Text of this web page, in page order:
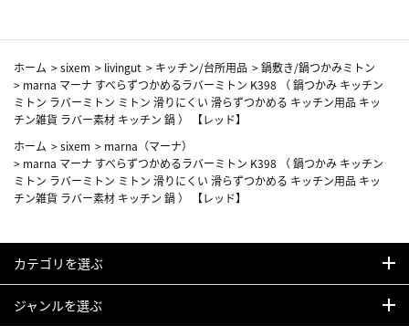
ホーム >sixem > livingut > キッチン/台所用品 >鍋敷き/鍋つかみミトン
> marna マーナ すべらずつかめるラバーミトン K398 （ 鍋つかみ キッチン
ミトン ラバーミトン ミトン 滑りにくい 滑らずつかめる キッチン用品 キッ
チン雑貨 ラバー素材 キッチン 鍋 ） 【レッド】
ホーム >sixem > marna（マーナ）
> marna マーナ すべらずつかめるラバーミトン K398 （ 鍋つかみ キッチン
ミトン ラバーミトン ミトン 滑りにくい 滑らずつかめる キッチン用品 キッ
チン雑貨 ラバー素材 キッチン 鍋 ） 【レッド】
カテゴリを選ぶ
ジャンルを選ぶ